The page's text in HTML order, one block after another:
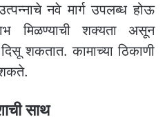
नवे मार्ग उपलब्ध होऊ
मिळण्याची शक्यता असून
शकतात. कामाच्या ठिकाणी
साथ